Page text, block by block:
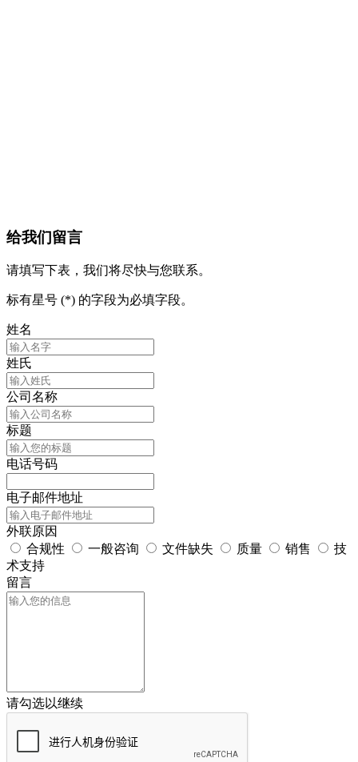
给我们留言
请填写下表，我们将尽快与您联系。
标有星号 (*) 的字段为必填字段。
姓名
姓氏
公司名称
标题
电话号码
电子邮件地址
外联原因
合规性
一般咨询 文件缺失 质量 销售
技
术支持
留言
请勾选以继续